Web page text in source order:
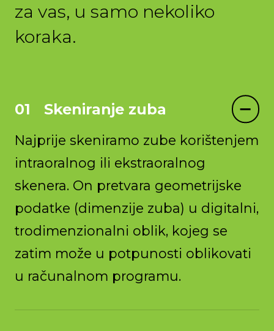
za vas, u samo nekoliko
koraka.
Skeniranje zuba
Najprije skeniramo zube korištenjem
intraoralnog ili ekstraoralnog
skenera. On pretvara geometrijske
podatke (dimenzije zuba) u digitalni,
trodimenzionalni oblik, kojeg se
zatim može u potpunosti oblikovati
u računalnom programu.